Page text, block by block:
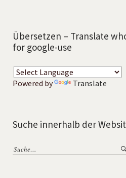
Übersetzen – Translate
for google-use
Powered by Translate
Suche innerhalb der